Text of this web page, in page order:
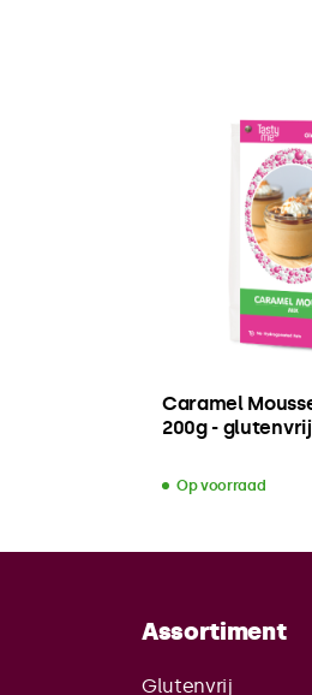
Caramel
200g - glutenvrij
Op voorraad
Assortiment
Glutenvrij